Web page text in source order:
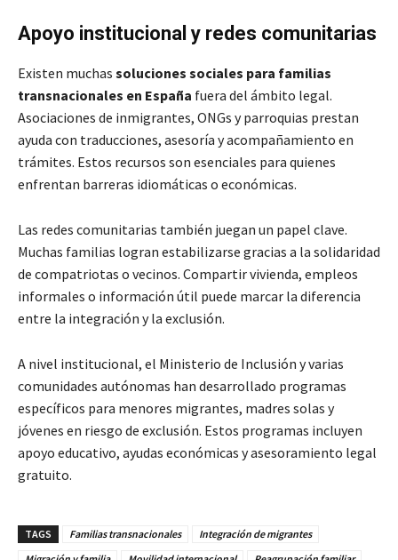
Apoyo institucional y redes comunitarias
Existen muchas soluciones sociales para familias
transnacionales en España fuera del ámbito legal.
Asociaciones de inmigrantes, ONGs y parroquias prestan
ayuda con traducciones, asesoría y acompañamiento en
trámites. Estos recursos son esenciales para quienes
enfrentan barreras idiomáticas o económicas.
Las redes comunitarias también juegan un papel clave.
Muchas familias logran estabilizarse gracias a la solidaridad
de compatriotas o vecinos. Compartir vivienda, empleos
informales o información útil puede marcar la diferencia
entre la integración y la exclusión.
A nivel institucional, el Ministerio de Inclusión y varias
comunidades autónomas han desarrollado programas
específicos para menores migrantes, madres solas y
jóvenes en riesgo de exclusión. Estos programas incluyen
apoyo educativo, ayudas económicas y asesoramiento legal
gratuito.
TAGS Familias transnacionales
Integración de migrantes